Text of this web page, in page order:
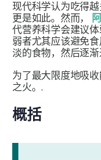
现代科学认为吃得
更是如此。然而，
代营养科学会建议
弱者尤其应该避免
淡的食物，然后逐渐
为了最大限度地吸
之​​火。.
概括